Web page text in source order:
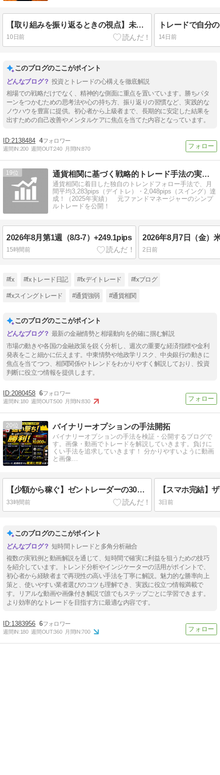
【取り組みを振り返るときの視点】未来を考える
10日前 14日前
このブログのここがポイント
投資とトレードの心構えを徹底解説
相場での戦略だけでなく、精神的な側面に重点を置いています。勝ちパタ
ーンをつかむための思考法や心の持ち方、振り返りの習慣など、実践的な
ノウハウを豊富に提供。初心者から上級者まで、長期的に安定した結果を
出すための自己改善やメンタルケアに焦点を当てた内容となっています。
2138484 4
週間IN:200 週間OUT:240 月間IN:870
19 通貨相関に基づく戦略的トレード手法の実践LOG
通貨相関に着目した独自のトレンドフォロー手法で、月
間平均3,283pips（デイトレ）・2,048pips（スイング）達
成！（2025年実績） 元ファンドマネージャーのシンプ
ルトレードを公開！
2026年8月第1週（8/3-7）+249.1pips
15時間前
2026年8月7日（金）
2日前
#fx #fxトレード日記 #fxデイトレード #fxブログ
#fxスイングトレード #通貨強弱 #通貨相関
このブログのここがポイント
最新の金融情勢と相場動向を的確に掴む解説
市場の動きや各国の金融政策を鋭く分析し、週次の重要な経済指標や金利
発表をこと細かに伝えます。中東情勢や地政学リスク、中央銀行の動きに
焦点を当てつつ、相関関係やトレンドをわかりやすく解説しており、投資
判断に役立つ情報を提供します。
2080458 6
週間IN:180 週間OUT:500 月間IN:830
20 バイナリーオプションの手法開拓
バイナリーオプションの手法を検証・公開するブログで
す。画像・動画でトレードを解説していきます。負けに
くい手法を追求していきます！ 分かりやすいように動画
と画像…
【少額から稼ぐ】ゼントレーダーの30秒取引で勝率アップ！マルチタイムフレーム分析のコツ大公開
33時間前 3日前
このブログのここがポイント
短時間トレードと多角分析融合
複数の実戦例と動画解説を通じて、短時間で確実に利益を狙うための技巧
を紹介しています。トレンド分析やインジケーターの活用がポイントで、
初心者から経験者まで再現性の高い手法を丁寧に解説。魅力的な勝率向上
策と、使いやすい業者選びのコツも理解でき、実践に役立つ情報満載で
す。リアルな動画や画像付き解説で誰でもステップごとに学習できます。
より効率的なトレードを目指す方に最適な内容です。
1383956 6
週間IN:180 週間OUT:360 月間IN:700